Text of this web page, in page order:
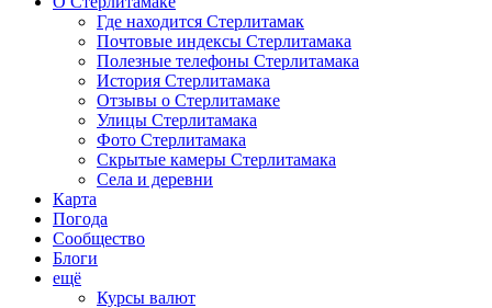
Где находится Стерлитамак
Почтовые индексы Стерлитамака
Полезные телефоны Стерлитамака
История Стерлитамака
Отзывы о Стерлитамаке
Улицы Стерлитамака
Фото Стерлитамака
Скрытые камеры Стерлитамака
Села и деревни
Карта
Погода
Сообщество
Блоги
ещё
Курсы валют